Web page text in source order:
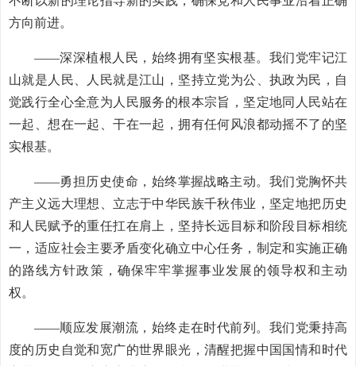
方向前进。
——深深植根人民，始终拥有坚实根基。我们党牢记江
山就是人民、人民就是江山，坚持立党为公、执政为民，自
觉践行全心全意为人民服务的根本宗旨，坚定地同人民站在
一起、想在一起、干在一起，拥有任何风浪都动摇不了的坚
实根基。
——勇担历史使命，始终掌握战略主动。我们党胸怀共
产主义远大理想、立志于中华民族千秋伟业，坚定地把历史
和人民赋予的重任扛在肩上，坚持长远目标和阶段目标相统
一，适应社会主要矛盾变化确立中心任务，制定和实施正确
的路线方针政策，确保牢牢掌握事业发展的领导权和主动
权。
——顺应发展潮流，始终走在时代前列。我们党秉持高
度的历史自觉和宽广的世界眼光，清醒把握中国国情和时代